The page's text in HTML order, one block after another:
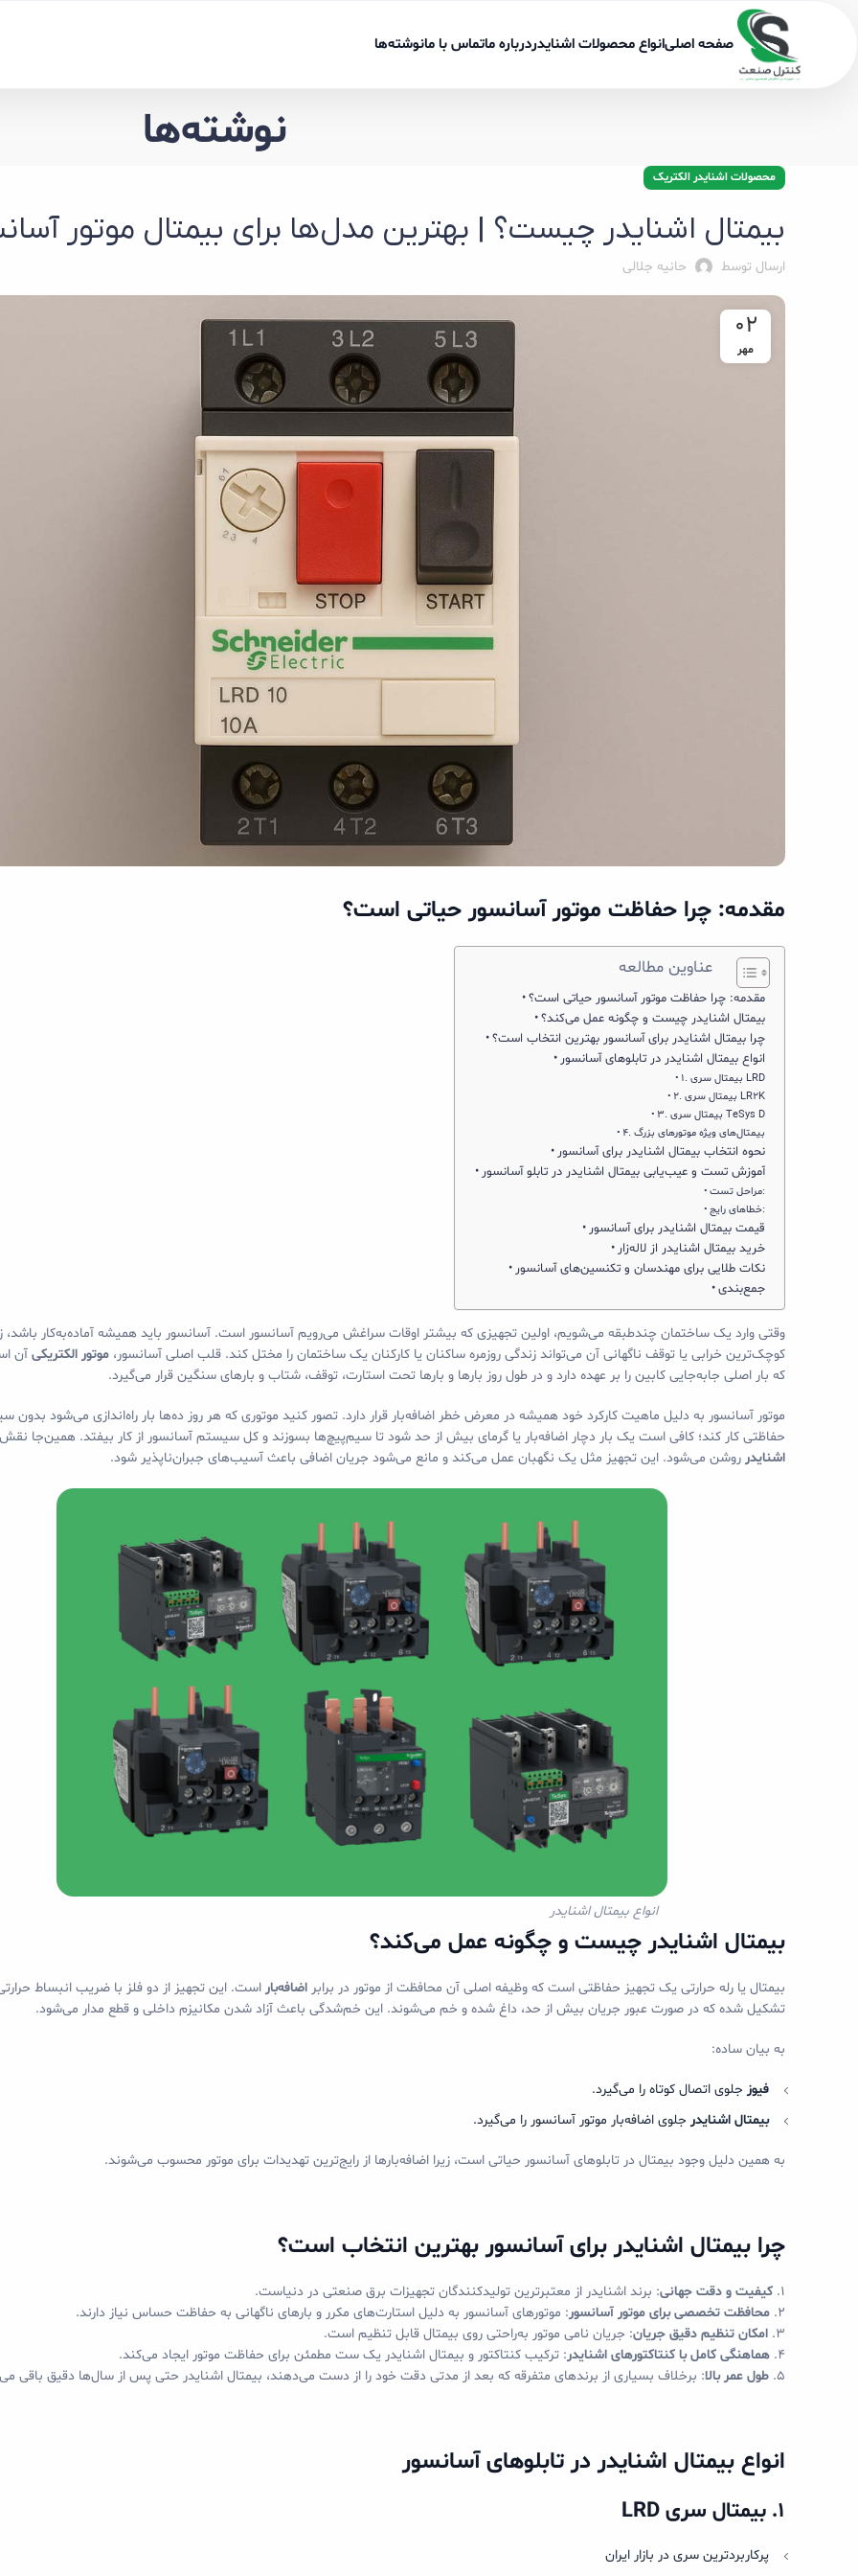
صفحه اصلیانواع محصولات اشنایدردرباره ماتماس با مانوشته‌ها
نوشته‌ها
محصولات اشنایدر الکتریک
بیمتال اشنایدر چیست؟ | بهترین مدل‌ها برای بیمتال موتور
ارسال توسط حانیه جلالی
02
مهر
مقدمه: چرا حفاظت موتور آسانسور حیاتی است؟
عناوین مطالعه
مقدمه: چرا حفاظت موتور آسانسور حیاتی است؟
بیمتال اشنایدر چیست و چگونه عمل می‌کند؟
چرا بیمتال اشنایدر برای آسانسور بهترین انتخاب است؟
انواع بیمتال اشنایدر در تابلوهای آسانسور
۱. بیمتال سری LRD
۲. بیمتال سری LR2K
۳. بیمتال سری TeSys D
۴. بیمتال‌های ویژه موتورهای بزرگ
نحوه انتخاب بیمتال اشنایدر برای آسانسور
آموزش تست و عیب‌یابی بیمتال اشنایدر در تابلو آسانسور
مراحل تست:
خطاهای رایج:
قیمت بیمتال اشنایدر برای آسانسور
خرید بیمتال اشنایدر از لاله‌زار
نکات طلایی برای مهندسان و تکنسین‌های آسانسور
جمع‌بندی
وقتی وارد یک ساختمان چندطبقه می‌شویم، اولین تجهیزی که بیشتر اوقات سراغش می‌رویم آسانسور است. آسانسور باید همیشه آماده‌به‌کار باشد،
کوچک‌ترین خرابی یا توقف ناگهانی آن می‌تواند زندگی روزمره ساکنان یا کارکنان یک ساختمان را مختل کند. قلب اصلی آسانسور، موتور الکتریکی آن
که بار اصلی جابه‌جایی کابین را بر عهده دارد و در طول روز بارها و بارها تحت استارت، توقف، شتاب و بارهای سنگین قرار می‌گیرد.
موتور آسانسور به دلیل ماهیت کارکرد خود همیشه در معرض خطر اضافه‌بار قرار دارد. تصور کنید موتوری که هر روز ده‌ها بار راه‌اندازی می‌شود بدون
حفاظتی کار کند؛ کافی است یک بار دچار اضافه‌بار یا گرمای بیش از حد شود تا سیم‌پیچ‌ها بسوزند و کل سیستم آسانسور از کار بیفتد. همین‌جا
اشنایدر روشن می‌شود. این تجهیز مثل یک نگهبان عمل می‌کند و مانع می‌شود جریان اضافی باعث آسیب‌های جبران‌ناپذیر شود.
انواع بیمتال اشنایدر
بیمتال اشنایدر چیست و چگونه عمل می‌کند؟
بیمتال یا رله حرارتی یک تجهیز حفاظتی است که وظیفه اصلی آن محافظت از موتور در برابر اضافه‌بار است. این تجهیز از دو فلز با ضریب انبساط
تشکیل شده که در صورت عبور جریان بیش از حد، داغ شده و خم می‌شوند. این خم‌شدگی باعث آزاد شدن مکانیزم داخلی و قطع مدار می‌شود.
به بیان ساده:
فیوز جلوی اتصال کوتاه را می‌گیرد.
بیمتال اشنایدر جلوی اضافه‌بار موتور آسانسور را می‌گیرد.
به همین دلیل وجود بیمتال در تابلوهای آسانسور حیاتی است، زیرا اضافه‌بارها از رایج‌ترین تهدیدات برای موتور محسوب می‌شوند.
چرا بیمتال اشنایدر برای آسانسور بهترین انتخاب است؟
۱. کیفیت و دقت جهانی: برند اشنایدر از معتبرترین تولیدکنندگان تجهیزات برق صنعتی در دنیاست.
۲. محافظت تخصصی برای موتور آسانسور: موتورهای آسانسور به دلیل استارت‌های مکرر و بارهای ناگهانی به حفاظت حساس نیاز دارند.
۳. امکان تنظیم دقیق جریان: جریان نامی موتور به‌راحتی روی بیمتال قابل تنظیم است.
۴. هماهنگی کامل با کنتاکتورهای اشنایدر: ترکیب کنتاکتور و بیمتال اشنایدر یک ست مطمئن برای حفاظت موتور ایجاد می‌کند.
۵. طول عمر بالا: برخلاف بسیاری از برندهای متفرقه که بعد از مدتی دقت خود را از دست می‌دهند، بیمتال اشنایدر حتی پس از سال‌ها دقیق باقی
انواع بیمتال اشنایدر در تابلوهای آسانسور
۱. بیمتال سری
پرکاربردترین سری در بازار ایران